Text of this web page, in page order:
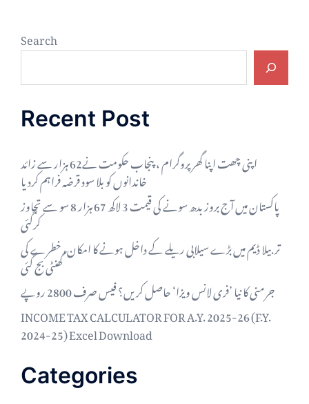
Search
Recent Post
اپنی چھت اپنا گھر پروگرام ، پنجاب حکومت نے62 ہزار سے زائد
خاندانوں کو بلا سود قرضہ فراہم کردیا
پاکستان میں آج بروز بدھ سونے کی قیمت 3 لاکھ 67 ہزار 8 سو سے تجاوز
کرگئی
تربیلا ڈیم میں بڑے سیلابی ریلے کے داخل ہونے کا امکان، خطرے کی
گھنٹی بج گئی
جرمنی کا نیا ’فری لانس ویزا‘ حاصل کریں؟ فیس صرف 2800 روپے
INCOME TAX CALCULATOR FOR A.Y. 2025-26 (F.Y.
2024-25) Excel Download
Categories